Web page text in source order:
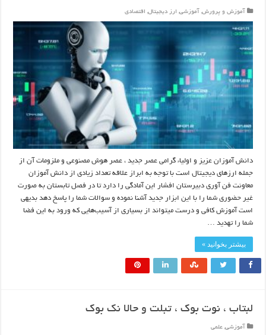
آموزش و پرورش, آموزشی, ارز دیجیتال, اقتصادی
دانش آموزان عزیز و اولیاء گرامی عصر جدید ، عصر هوش مصنوعی و ملزومات آن از
جمله ارزهای دیجیتال است با توجه به ابراز علاقه تعداد زیادی از دانش آموزان
معاونت فن آوری دبیرستان افشار این آمادگی را دارد تا در فصل تابستان به صورت
غیر حضوری شما را با این ابزار جدید آشنا نموده و سوالات شما را پاسخ دهد بدیهی
است آموزش کافی و درست میتواند از بسیاری از آسیب‌هایی که ورود به این فضا
شما را تهدید …
بیشتر بخوانید »
لبتاب ، نوت بوک ، تبلت و حالا نک بوک
آموزشی, علمی